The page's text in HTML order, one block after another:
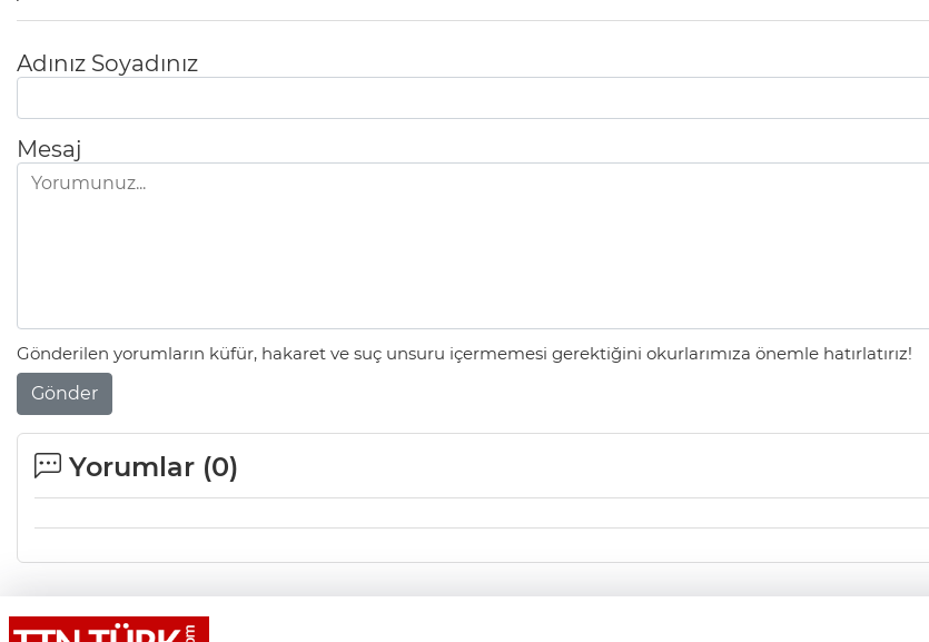
Adınız Soyadınız
Mesaj
Gönderilen yorumların küfür, hakaret ve suç unsuru içermemesi gerektiğini okurlarımıza önemle hatırlatırız!
Gönder
Yorumlar (0)